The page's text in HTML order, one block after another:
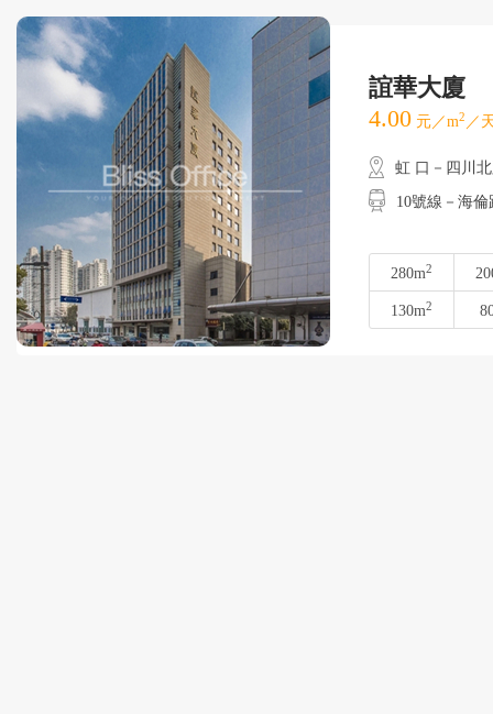
誼華大廈
4.00 元／m2 ／
虹 口－四川
10號線－海倫
280m2
130m2